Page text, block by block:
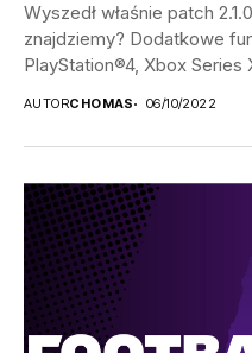
Wyszedł właśnie patch
znajdziemy? Dodatkowe
PlayStation®4, Xbox Series
AUTORCHOMAS 06/10/2022